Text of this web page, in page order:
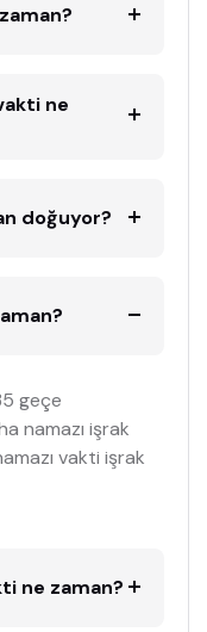
ne
doğuyor?
geçe
namazı işrak
vakti işrak
ne zaman?